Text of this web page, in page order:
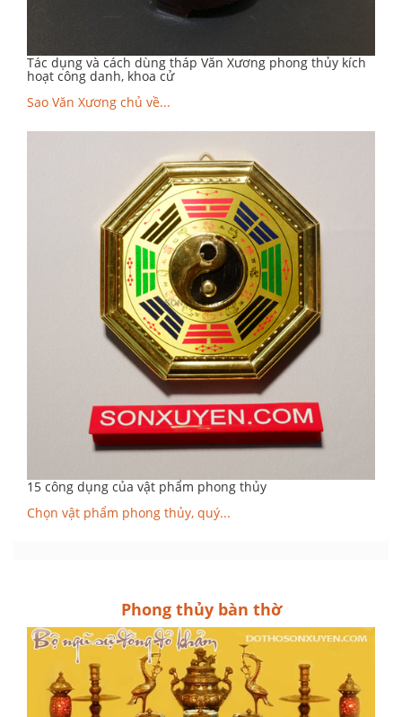
Tác dụng và cách dùng tháp Văn Xương phong thủy kích
hoạt công danh, khoa cử
Sao Văn Xương chủ về...
15 công dụng của vật phẩm phong thủy
Chọn vật phẩm phong thủy, quý...
Phong thủy bàn thờ